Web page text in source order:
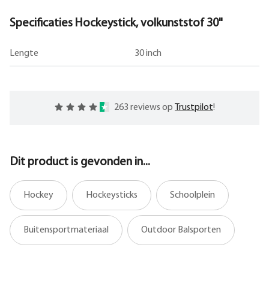
Specificaties Hockeystick, volkunststof 30"
Lengte 30 inch
263 reviews op Trustpilot!
Dit product is gevonden in...
Hockey Hockeysticks Schoolplein
Buitensportmateriaal Outdoor Balsporten